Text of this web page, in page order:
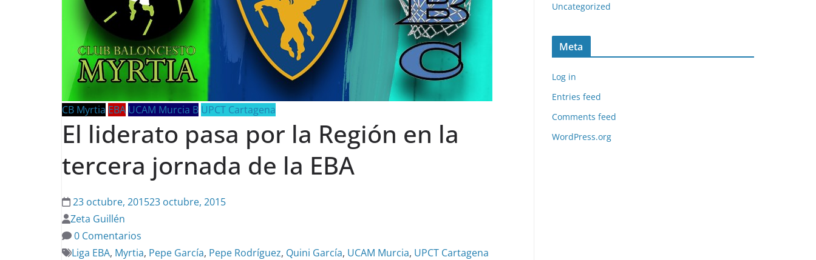
CB Myrtia EBA UCAM Murcia B UPCT Cartagena
El liderato pasa por la Región en la
tercera jornada de la EBA
23 octubre, 201523 octubre, 2015
Zeta Guillén
0 Comentarios
Liga EBA, Myrtia, Pepe García, Pepe Rodríguez, Quini García, UCAM Murcia, UPCT Cartagena
Uncategorized
Meta
Log in
Entries feed
Comments feed
WordPress.org